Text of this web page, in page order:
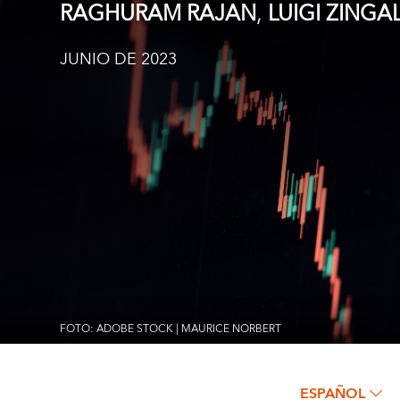
RAGHURAM RAJAN, LUIGI
JUNIO DE 2023
FOTO: ADOBE STOCK | MAURICE NORBERT
ESPAÑOL